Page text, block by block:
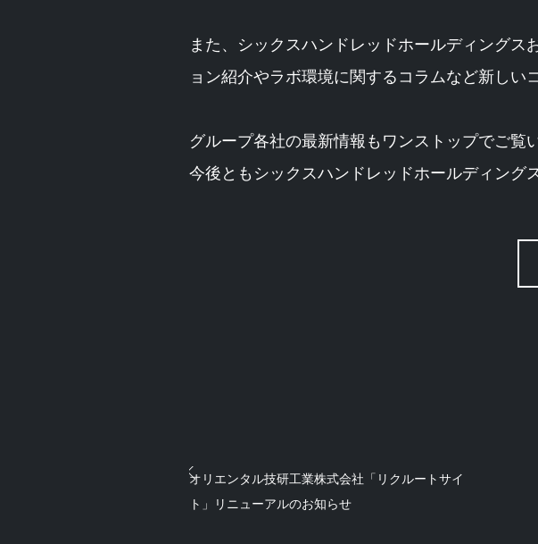
また、シックスハンドレッドホールディング
ョン紹介やラボ環境に関するコラムなど新しい
グループ各社の最新情報もワンストップでご覧
今後ともシックスハンドレッドホールディング
オリエンタル技研工業株式会社「リクルートサイ
ト」リニューアルのお知らせ